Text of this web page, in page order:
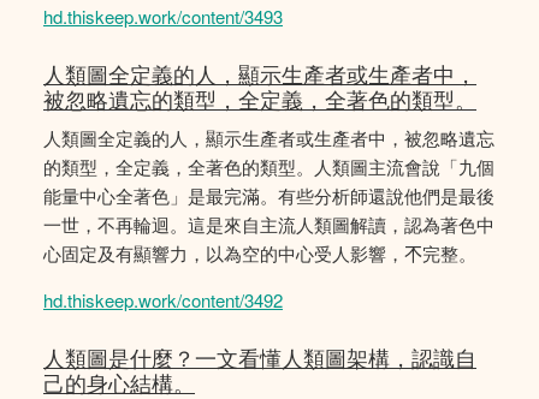
hd.thiskeep.work/content/3493
人類圖全定義的人，顯示生產者或生產者中，
被忽略遺忘的類型，全定義，全著色的類型。
人類圖全定義的人，顯示生產者或生產者中，被忽略遺忘
的類型，全定義，全著色的類型。人類圖主流會說「九個
能量中心全著色」是最完滿。有些分析師還說他們是最後
一世，不再輪迴。這是來自主流人類圖解讀，認為著色中
心固定及有顯響力，以為空的中心受人影響，𣎴完整。
hd.thiskeep.work/content/3492
人類圖是什麼？一文看懂人類圖架構，認識自
己的身心結構。